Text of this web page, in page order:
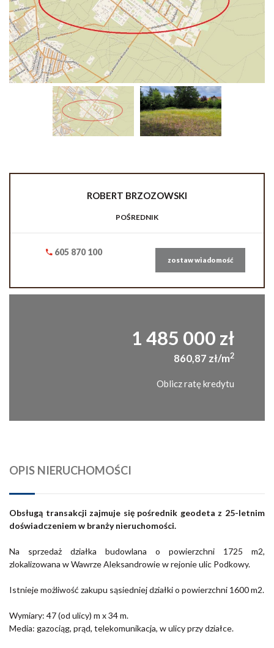
ROBERT BRZOZOWSKI
POŚREDNIK
605 870 100
zostaw wiadomość
1 485 000 zł
860,87 zł/m2
Oblicz ratę kredytu
OPIS NIERUCHOMOŚCI
Obsługą transakcji zajmuje się pośrednik geodeta z 25-letnim
doświadczeniem w branży nieruchomości.
Na sprzedaż działka budowlana o powierzchni 1725 m2,
zlokalizowana w Wawrze Aleksandrowie w rejonie ulic Podkowy.
Istnieje możliwość zakupu sąsiedniej działki o powierzchni 1600 m2.
Wymiary: 47 (od ulicy) m x 34 m.
Media: gazociąg, prąd, telekomunikacja, w ulicy przy działce.